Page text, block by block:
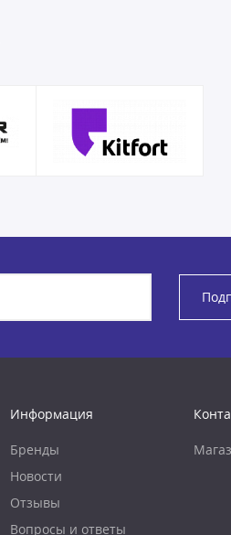
Информация
Бренды
Новости
Отзывы
Вопросы и ответы